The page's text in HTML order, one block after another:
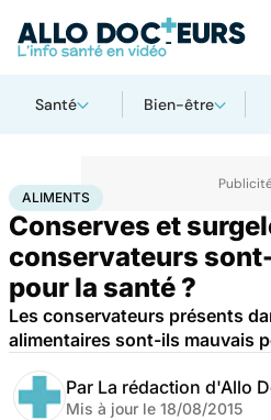
Santé Bien-être
AccueilSantéAliments
ALIMENTS
Conserves et
conservateurs
pour la santé ?
Les conservateurs présents
alimentaires sont-ils mauvais
Par La rédaction d'Allo
Mis à jour le 18/08/2015